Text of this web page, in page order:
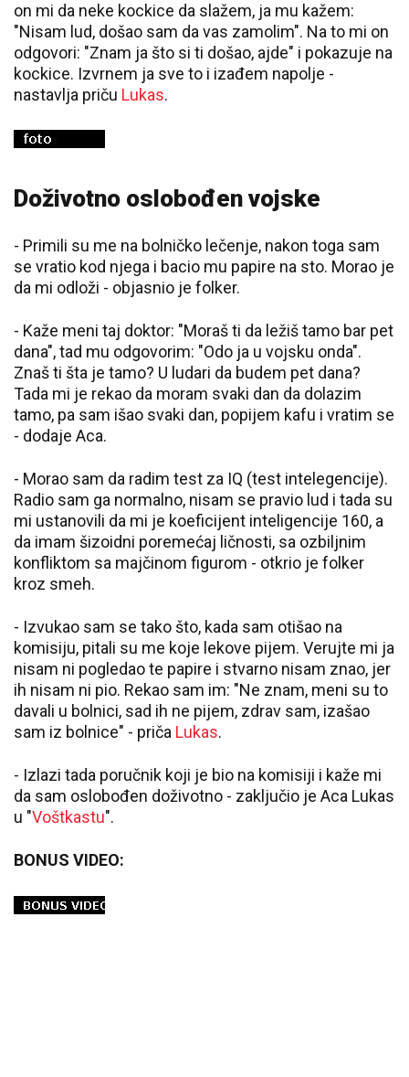
on mi da neke kockice da slažem, ja mu kažem:
"Nisam lud, došao sam da vas zamolim". Na to mi on
odgovori: "Znam ja što si ti došao, ajde" i pokazuje na
kockice. Izvrnem ja sve to i izađem napolje -
nastavlja priču Lukas.
Doživotno oslobođen vojske
- Primili su me na bolničko lečenje, nakon toga sam
se vratio kod njega i bacio mu papire na sto. Morao je
da mi odloži - objasnio je folker.
- Kaže meni taj doktor: "Moraš ti da ležiš tamo bar pet
dana", tad mu odgovorim: "Odo ja u vojsku onda".
Znaš ti šta je tamo? U ludari da budem pet dana?
Tada mi je rekao da moram svaki dan da dolazim
tamo, pa sam išao svaki dan, popijem kafu i vratim se
- dodaje Aca.
- Morao sam da radim test za IQ (test intelegencije).
Radio sam ga normalno, nisam se pravio lud i tada su
mi ustanovili da mi je koeficijent inteligencije 160, a
da imam šizoidni poremećaj ličnosti, sa ozbiljnim
konfliktom sa majčinom figurom - otkrio je folker
kroz smeh.
- Izvukao sam se tako što, kada sam otišao na
komisiju, pitali su me koje lekove pijem. Verujte mi ja
nisam ni pogledao te papire i stvarno nisam znao, jer
ih nisam ni pio. Rekao sam im: "Ne znam, meni su to
davali u bolnici, sad ih ne pijem, zdrav sam, izašao
sam iz bolnice" - priča Lukas.
- Izlazi tada poručnik koji je bio na komisiji i kaže mi
da sam oslobođen doživotno - zaključio je Aca Lukas
u "Voštkastu".
BONUS VIDEO: